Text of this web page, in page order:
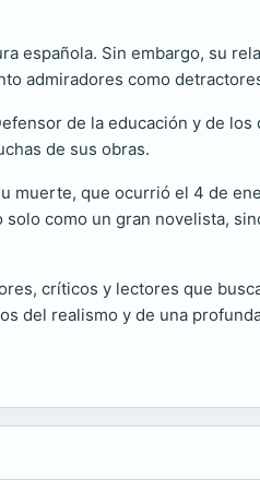
española. Sin embargo, su
admiradores como
de la educación y de los
de sus obras.
muerte, que ocurrió el 4 de
como un gran novelista,
críticos y lectores que
del realismo y de una